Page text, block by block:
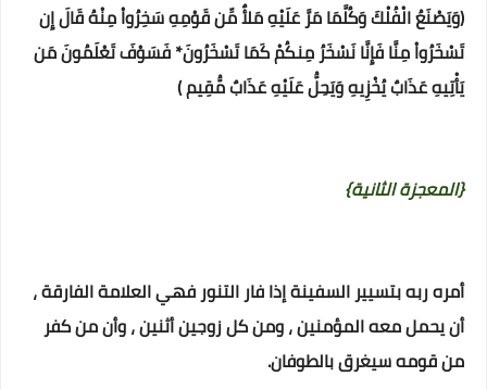
(وَيَصْنَعُ الْفُلْكَ وَكُلَّمَا مَرَّ عَلَيْهِ مَلأٌ مِّن قَوْمِهِ سَخِرُواْ مِنْهُ قَالَ إِن
تَسْخَرُواْ مِنَّا فَإِنَّا نَسْخَرُ مِنكُمْ كَمَا تَسْخَرُونَ* فَسَوْفَ تَعْلَمُونَ مَن
يَأْتِيهِ عَذَابٌ يُخْزِيهِ وَيَحِلُّ عَلَيْهِ عَذَابٌ مُّقِيم )‏
{المعجزة الثانية}
أمره ربه بتسيير السفينة إذا فار التنور فهي العلامة الفارقة ،
أن يحمل معه المؤمنين ، ومن كل زوجين أثنين ، وأن من كفر
من قومه سيغرق بالطوفان.